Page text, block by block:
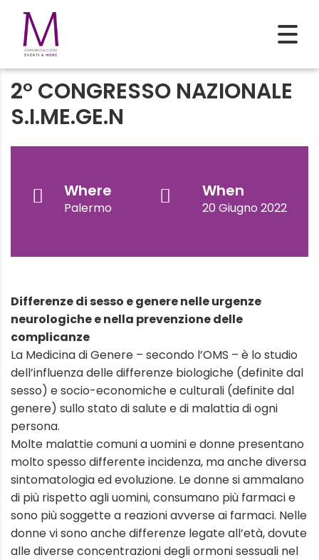
2° CONGRESSO NAZIONALE
S.I.ME.GE.N
Where
Palermo
When
20 Giugno 2022
Differenze di sesso e genere nelle urgenze
neurologiche e nella prevenzione delle
complicanze
La Medicina di Genere – secondo l’OMS – è lo studio
dell’influenza delle differenze biologiche (definite dal
sesso) e socio-economiche e culturali (definite dal
genere) sullo stato di salute e di malattia di ogni
persona.
Molte malattie comuni a uomini e donne presentano
molto spesso differente incidenza, ma anche diversa
sintomatologia ed evoluzione. Le donne si ammalano
di più rispetto agli uomini, consumano più farmaci e
sono più soggette a reazioni avverse ai farmaci. Nelle
donne vi sono anche differenze legate all’età, dovute
alle diverse concentrazioni degli ormoni sessuali nel